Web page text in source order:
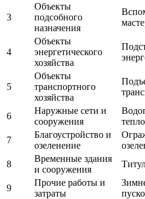
3
Объекты
подсобного
назначения
4
Объекты
энергетического
хозяйства
5
Объекты
транспортного
хозяйства
6
Наружные сети и
сооружения
7
Благоустройство и
озеленение
8
Временные здания
и сооружения
9
Прочие работы и
затраты